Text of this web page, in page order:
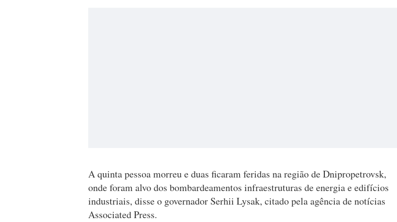
A quinta pessoa morreu e duas ficaram feridas na região de Dnipropetrovsk,
onde foram alvo dos bombardeamentos infraestruturas de energia e edifícios
industriais, disse o governador Serhii Lysak, citado pela agência de notícias
Associated Press.